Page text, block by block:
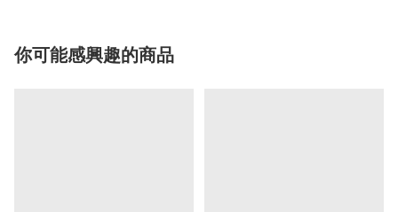
你可能感興趣的商品